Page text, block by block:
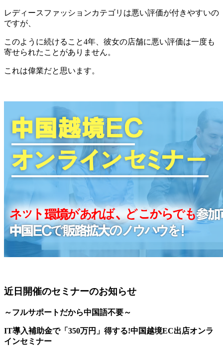
レディースファッションカテゴリは悪い評価が付きやすいの
ですが、
このように続けること4年、彼女の店舗に悪い評価は一度も
寄せられたことがありません。
これは偉業だと思います。
近日開催のセミナーのお知らせ
～フルサポートだから中国語不要～
IT導入補助金で「350万円」得する!中国越境EC出店オンラ
インセミナー